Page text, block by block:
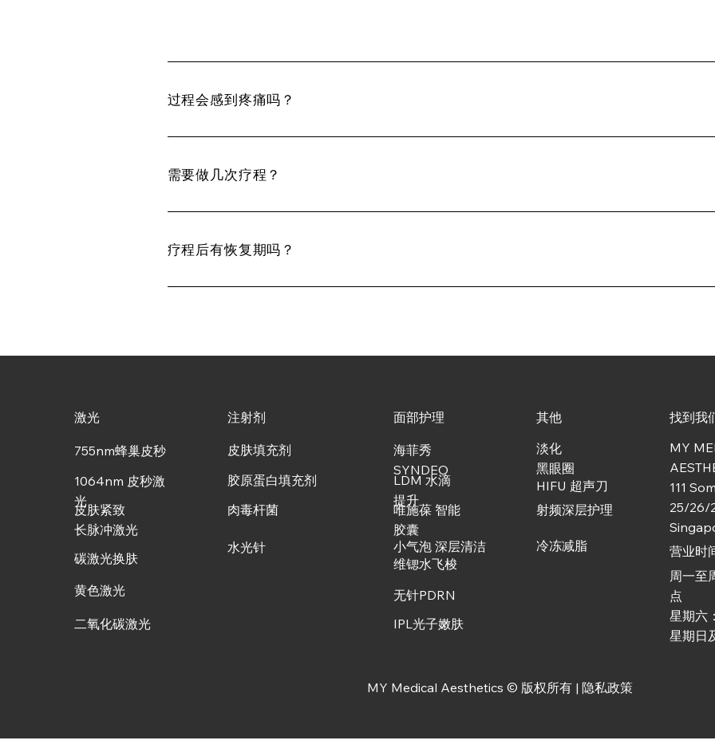
过程会感到疼痛吗？
需要做几次疗程？
疗程后有恢复期吗？
激光
755nm蜂巢皮秒
1064nm 皮秒激
光
皮肤紧致
长脉冲激光
碳激光换肤
黄色激光
二氧化碳激光
注射剂
皮肤填充剂
胶原蛋白填充剂
肉毒杆菌
水光针
MY Medical Aesthetics © 版权所有 | 隐私政策
面部护理
​海菲秀
SYNDEO
LDM 水滴
提升
唯施葆 智能
胶囊
小气泡 深层清洁
维锶水飞梭
无针PDRN
IPL光子嫩肤
其他
淡化
黑眼圈
HIFU 超声刀
射频深层护理
冷冻减脂
找到我
MY
111
25/26/
营业时
周一至
点
星期六
星期日